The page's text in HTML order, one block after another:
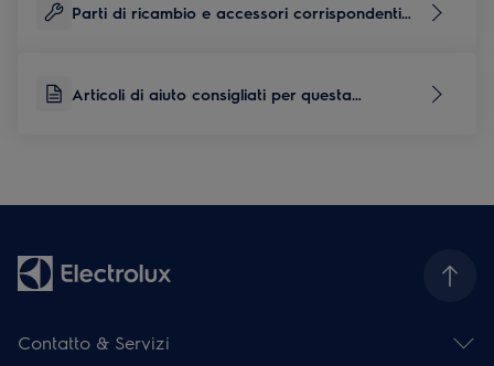
Parti di ricambio e accessori corrispondenti
Articoli di aiuto consigliati per questa
Contatto & Servizi